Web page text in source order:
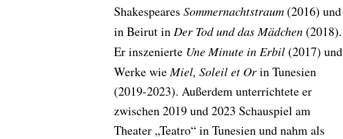
ShakespearesSommernachtstraum (2016) und
in Beirut inDer Tod und das Mädchen (2018).
Er inszenierte Une Minute in Erbil (2017) und
Werke wieMiel, Soleil et Orin Tunesien
(2019-2023). Außerdem unterrichtete er
zwischen 2019 und 2023 Schauspiel am
Theater „Teatro“ in Tunesien und nahm als